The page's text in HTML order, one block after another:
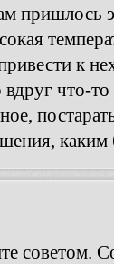
пришлось
к
что-
советом.